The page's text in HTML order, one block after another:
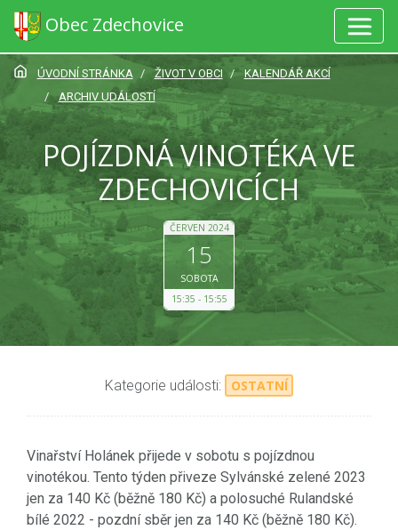
Obec Zdechovice
ÚVODNÍ STRÁNKA ŽIVOT V OBCI
KALENDÁŘ AKCÍ
ARCHIV UDÁLOSTÍ
POJÍZDNÁ VINOTÉKA VE
ZDECHOVICÍCH
ČERVEN 2024
15
SOBOTA
15:35
15:55
Kategorie události: OSTATNÍ
Vinařství Holánek přijede v sobotu s pojízdnou
vinotékou. Tento týden přiveze Sylvánské zelené 2023
jen za 140 Kč (běžně 180 Kč) a polosuché Rulandské
bílé 2022 - pozdní sběr jen za 140 Kč (běžně 180 Kč).